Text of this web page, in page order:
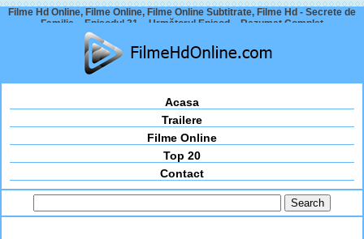
Filme Hd Online, Filme Online, Filme Online Subtitrate, Filme Hd - Secrete de
Familie – Episodul 31 – Următorul Episod – Rezumat Complet
Acasa
Trailere
Filme Online
Top 20
Contact